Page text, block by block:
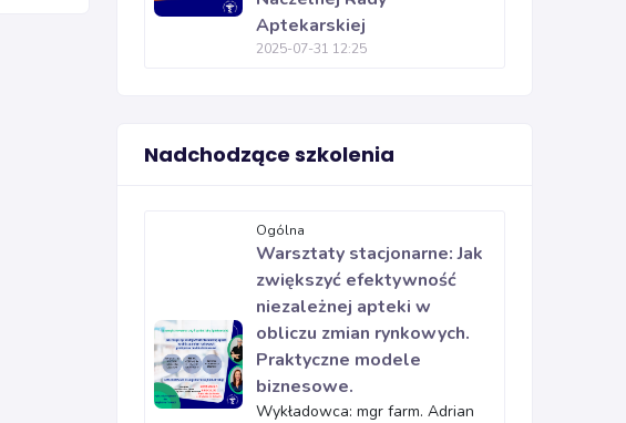
Aptekarskiej
2025-07-31 12:25
Nadchodzące szkolenia
Ogólna
Warsztaty stacjonarne: Jak
zwiększyć efektywność
niezależnej apteki w
obliczu zmian rynkowych.
Praktyczne modele
biznesowe.
Wykładowca: mgr farm. Adrian